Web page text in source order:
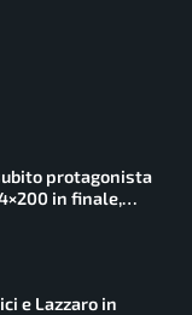
protagonista
in finale,
e Lazzaro in